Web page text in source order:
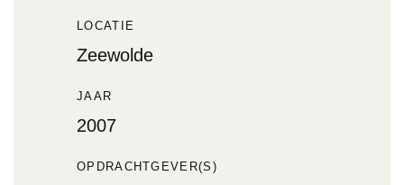
LOCATIE
Zeewolde
JAAR
2007
OPDRACHTGEVER(S)